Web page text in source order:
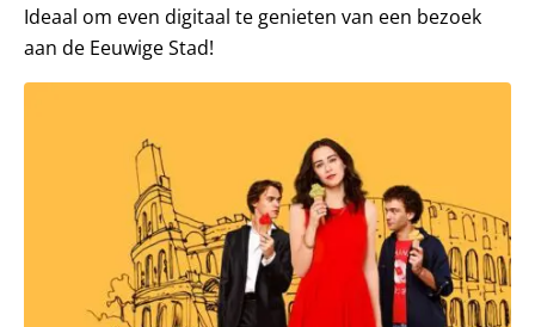
Ideaal om even digitaal te genieten van een bezoek
aan de Eeuwige Stad!